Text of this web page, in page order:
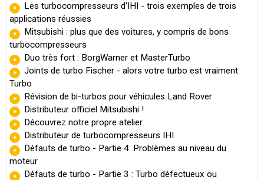
Les turbocompresseurs d'IHI - trois exemples de trois
applications réussies
Mitsubishi : plus que des voitures, y compris de bons
turbocompresseurs
Duo très fort : BorgWarner et MasterTurbo
Joints de turbo Fischer - alors votre turbo est vraiment
Turbo
Révision de bi-turbos pour véhicules Land Rover
Distributeur officiel Mitsubishi !
Découvrez notre propre atelier
Distributeur de turbocompresseurs IHI
Défauts de turbo - Partie 4: Problèmes au niveau du
moteur
Défauts de turbo - Partie 3 : Turbo défectueux ou